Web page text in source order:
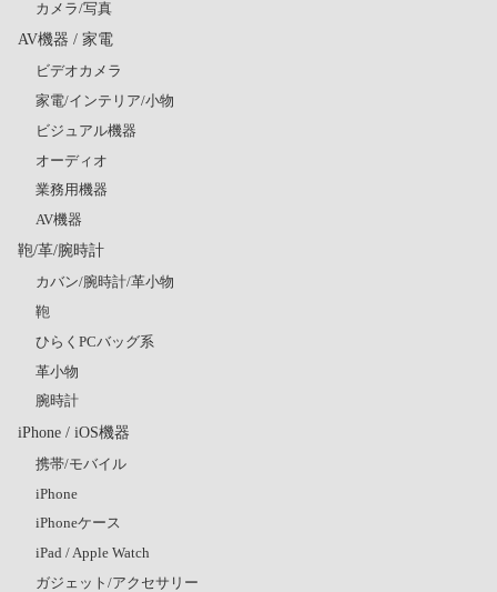
カメラ/写真
AV機器 / 家電
ビデオカメラ
家電/インテリア/小物
ビジュアル機器
オーディオ
業務用機器
AV機器
鞄/革/腕時計
カバン/腕時計/革小物
鞄
ひらくPCバッグ系
革小物
腕時計
iPhone / iOS機器
携帯/モバイル
iPhone
iPhoneケース
iPad / Apple Watch
ガジェット/アクセサリー